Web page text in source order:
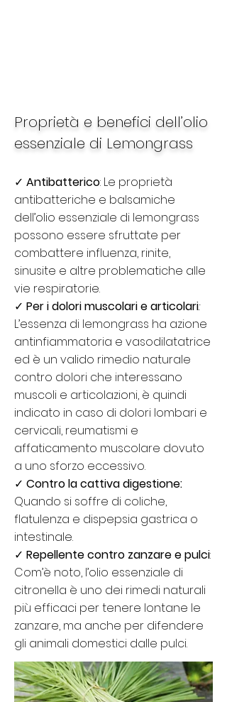
Proprietà e benefici dell’olio
essenziale di Lemongrass
✓ Antibatterico: Le proprietà
antibatteriche e balsamiche
dell’olio essenziale di lemongrass
possono essere sfruttate per
combattere influenza, rinite,
sinusite e altre problematiche alle
vie respiratorie.
✓ Per i dolori muscolari e articolari:
L’essenza di lemongrass ha azione
antinfiammatoria e vasodilatatrice
ed è un valido rimedio naturale
contro dolori che interessano
muscoli e articolazioni, è quindi
indicato in caso di dolori lombari e
cervicali, reumatismi e
affaticamento muscolare dovuto
a uno sforzo eccessivo.
✓ Contro la cattiva digestione:
Quando si soffre di coliche,
flatulenza e dispepsia gastrica o
intestinale.
✓ Repellente contro zanzare e pulci:
Com’è noto, l’olio essenziale di
citronella è uno dei rimedi naturali
più efficaci per tenere lontane le
zanzare, ma anche per difendere
gli animali domestici dalle pulci.